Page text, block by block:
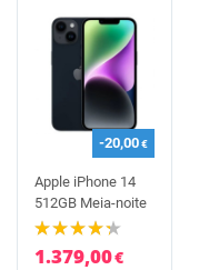
-20,00€
Apple iPhone 14
512GB Meia-noite
1.379,00€